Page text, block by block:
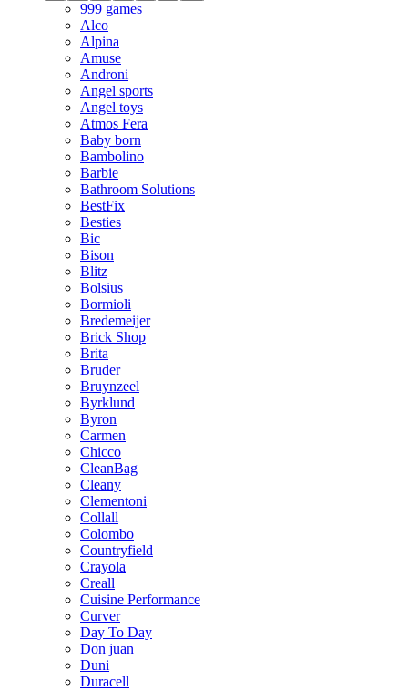
999 games
Alco
Alpina
Amuse
Androni
Angel sports
Angel toys
Atmos Fera
Baby born
Bambolino
Barbie
Bathroom Solutions
BestFix
Besties
Bic
Bison
Blitz
Bolsius
Bormioli
Bredemeijer
Brick Shop
Brita
Bruder
Bruynzeel
Byrklund
Byron
Carmen
Chicco
CleanBag
Cleany
Clementoni
Collall
Colombo
Countryfield
Crayola
Creall
Cuisine Performance
Curver
Day To Day
Don juan
Duni
Duracell